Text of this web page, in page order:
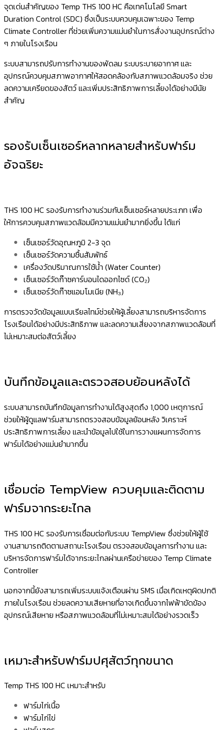
จุดเด่นสำคัญของ Temp THS 100 HC คือเทคโนโลยี Smart
Duration Control (SDC) ซึ่งเป็นระบบควบคุมเฉพาะของ Temp
Climate Controller ที่ช่วยเพิ่มความแม่นยำในการสั่งงานอุปกรณ์ต่าง
ๆ ภายในโรงเรือน
ระบบสามารถปรับการทำงานของพัดลม ระบบระบายอากาศ และ
อุปกรณ์ควบคุมสภาพอากาศให้สอดคล้องกับสภาพแวดล้อมจริง ช่วย
ลดความเครียดของสัตว์ และเพิ่มประสิทธิภาพการเลี้ยงได้อย่างมีนัย
สำคัญ
รองรับเซ็นเซอร์หลากหลายสำหรับฟาร์ม
อัจฉริยะ
THS 100 HC รองรับการทำงานร่วมกับเซ็นเซอร์หลายประเภท เพื่อ
ให้การควบคุมสภาพแวดล้อมมีความแม่นยำมากยิ่งขึ้น ได้แก่
เซ็นเซอร์วัดอุณหภูมิ 2-3 จุด
เซ็นเซอร์วัดความชื้นสัมพัทธ์
เครื่องวัดปริมาณการใช้น้ำ (Water Counter)
เซ็นเซอร์วัดก๊าซคาร์บอนไดออกไซด์ (CO₂)
เซ็นเซอร์วัดก๊าซแอมโมเนีย (NH₃)
การตรวจวัดข้อมูลแบบเรียลไทม์ช่วยให้ผู้เลี้ยงสามารถบริหารจัดการ
โรงเรือนได้อย่างมีประสิทธิภาพ และลดความเสี่ยงจากสภาพแวดล้อมที่
ไม่เหมาะสมต่อสัตว์เลี้ยง
บันทึกข้อมูลและตรวจสอบย้อนหลังได้
ระบบสามารถบันทึกข้อมูลการทำงานได้สูงสุดถึง 1,000 เหตุการณ์
ช่วยให้ผู้ดูแลฟาร์มสามารถตรวจสอบข้อมูลย้อนหลัง วิเคราะห์
ประสิทธิภาพการเลี้ยง และนำข้อมูลไปใช้ในการวางแผนการจัดการ
ฟาร์มได้อย่างแม่นยำมากขึ้น
เชื่อมต่อ TempView ควบคุมและติดตาม
ฟาร์มจากระยะไกล
THS 100 HC รองรับการเชื่อมต่อกับระบบ TempView ซึ่งช่วยให้ผู้ใช้
งานสามารถติดตามสถานะโรงเรือน ตรวจสอบข้อมูลการทำงาน และ
บริหารจัดการฟาร์มได้จากระยะไกลผ่านเครือข่ายของ Temp Climate
Controller
นอกจากนี้ยังสามารถเพิ่มระบบแจ้งเตือนผ่าน SMS เมื่อเกิดเหตุผิดปกติ
ภายในโรงเรือน ช่วยลดความเสียหายที่อาจเกิดขึ้นจากไฟฟ้าขัดข้อง
อุปกรณ์เสียหาย หรือสภาพแวดล้อมที่ไม่เหมาะสมได้อย่างรวดเร็ว
เหมาะสำหรับฟาร์มปศุสัตว์ทุกขนาด
Temp THS 100 HC เหมาะสำหรับ
ฟาร์มไก่เนื้อ
ฟาร์มไก่ไข่